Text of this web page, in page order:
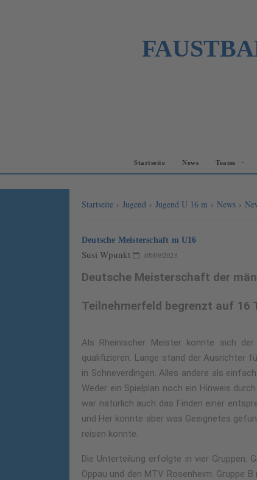
Startseite News Teams
Startseite › Jugend › Jugend U 16 m › News ›
Deutsche Meisterschaft m U16
Susi Wpunkt 08/09/2023
Deutsche Meisterschaft der
Teilnehmerfeld begrenzt auf 16
Als Rheinischer Meister konnte sich
qualifizieren. Lange stand der Ausrichter
in Schneverdingen. Alles andere als
Weder ein Spielplan noch ein Hinweis
war natürlich auch das Finden einer
und Her konnte aber was Geeignetes
reisen konnte.
Die Unterteilung erfolgte in vier Gruppen.
Oppau und den MTV Rosenheim. Gruppe